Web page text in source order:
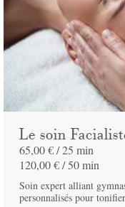
Le soin
65,00 € /25 min
120,00 € /50 min
Soin expert alliant
personnalisés pour